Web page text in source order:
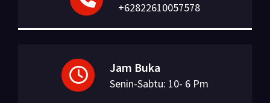
+62822610057578
Jam Buka
Senin-Sabtu: 10- 6 Pm